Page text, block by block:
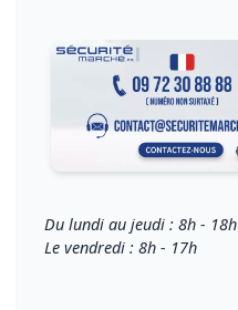
Du lundi au jeudi : 8h - 18h
Le vendredi : 8h - 17h